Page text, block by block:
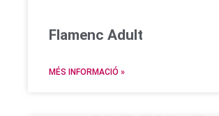
Flamenc Adult
MÉS INFORMACIÓ »